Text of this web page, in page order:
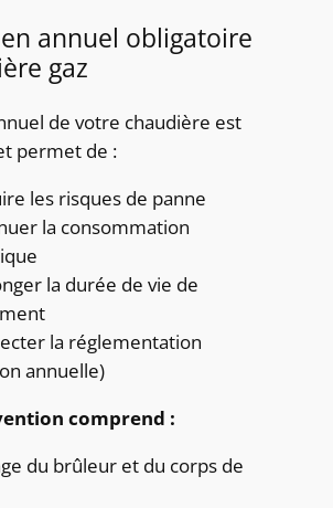
annuel obligatoire
gaz
de votre chaudière est
permet de :
les risques de panne
la consommation
la durée de vie de
la réglementation
annuelle)
comprend :
du brûleur et du corps de